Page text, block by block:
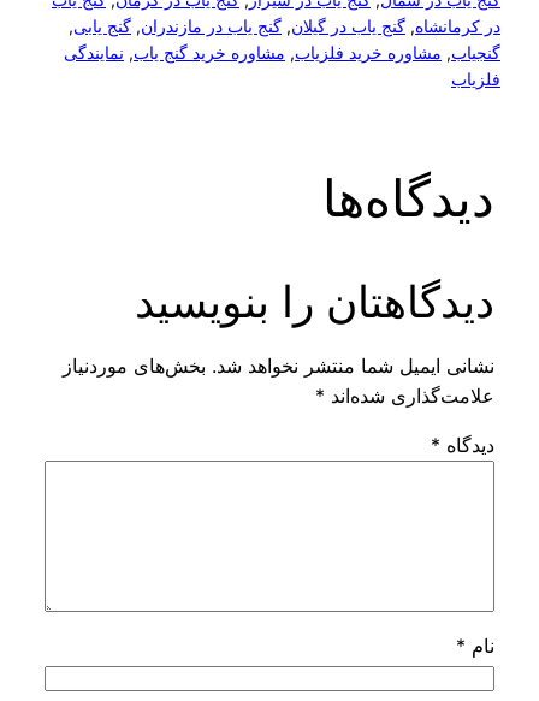
گنج یاب در گیلان, گنج یاب در مازندران, گنج یابی,
مشاوره خرید فلزیاب, مشاوره خرید گنج یاب , نمایندگی
را بنویسید
شما منتشر نخواهد شد. بخش‌های موردنیاز
شده‌اند*